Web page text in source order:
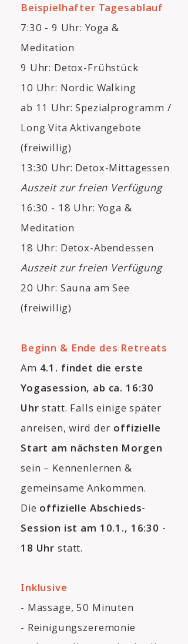
Beispielhafter Tagesablauf
7:30 - 9 Uhr: Yoga &
Meditation
9 Uhr: Detox-Frühstück
10 Uhr: Nordic Walking
ab 11 Uhr: Spezialprogramm /
Long Vita Aktivangebote
(freiwillig)
13:30 Uhr: Detox-Mittagessen
Auszeit zur freien Verfügung
16:30 - 18 Uhr: Yoga &
Meditation
18 Uhr: Detox-Abendessen
Auszeit zur freien Verfügung
20 Uhr: Sauna am See
(freiwillig)
Beginn & Ende des Retreats
Am 4.1. findet die erste
Yogasession, ab ca. 16:30
Uhr statt. Falls einigespäter
anreisen, wird der offizielle
Start am nächsten Morgen
sein – Kennenlernen &
gemeinsame Ankommen.
Die offizielle Abschieds-
Session ist am 10.1., 16:30 -
18 Uhr statt.
Inklusive
- Massage, 50 Minuten
- Reinigungszeremonie